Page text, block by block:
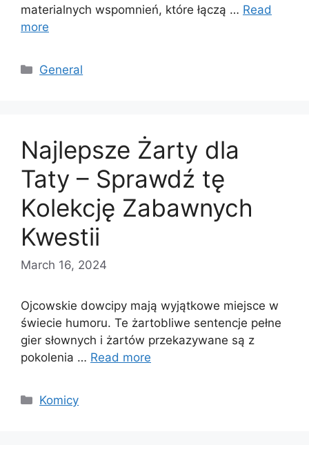
materialnych wspomnień, które łączą … Read
more
Categories
General
Najlepsze Żarty dla
Taty – Sprawdź tę
Kolekcję Zabawnych
Kwestii
March 16, 2024
Ojcowskie dowcipy mają wyjątkowe miejsce w
świecie humoru. Te żartobliwe sentencje pełne
gier słownych i żartów przekazywane są z
pokolenia … Read more
Categories
Komicy